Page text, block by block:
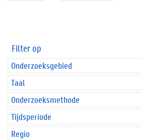
Filter op
Onderzoeksgebied
Taal
Onderzoeksmethode
Tijdsperiode
Regio